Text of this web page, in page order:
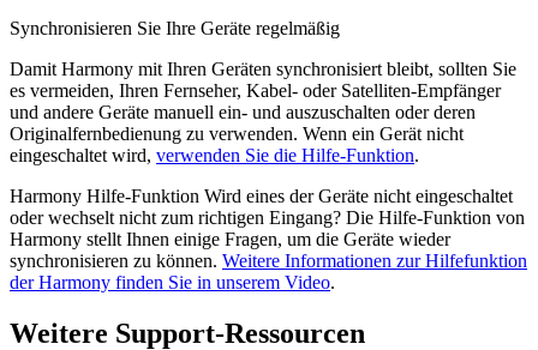
Synchronisieren Sie Ihre Geräte regelmäßig
Damit Harmony mit Ihren Geräten synchronisiert bleibt, sollten Sie
es vermeiden, Ihren Fernseher, Kabel- oder Satelliten-Empfänger
und andere Geräte manuell ein- und auszuschalten oder deren
Originalfernbedienung zu verwenden. Wenn ein Gerät nicht
eingeschaltet wird, verwenden Sie die Hilfe-Funktion.
Harmony Hilfe-Funktion Wird eines der Geräte nicht eingeschaltet
oder wechselt nicht zum richtigen Eingang? Die Hilfe-Funktion von
Harmony stellt Ihnen einige Fragen, um die Geräte wieder
synchronisieren zu können. Weitere Informationen zur Hilfefunktion
der Harmony finden Sie in unserem Video.
Weitere Support-Ressourcen